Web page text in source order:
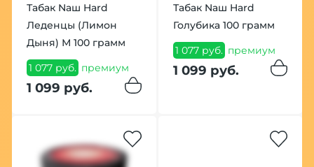
Табак Nаш Hard
Леденцы (Лимон
Дыня) М 100 грамм
1 077 руб. премиум
1 099 руб.
Табак Nаш Hard
Голубика 100 грамм
1 077 руб. премиум
1 099 руб.